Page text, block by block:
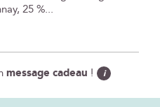
25 %...
message cadeau ! i